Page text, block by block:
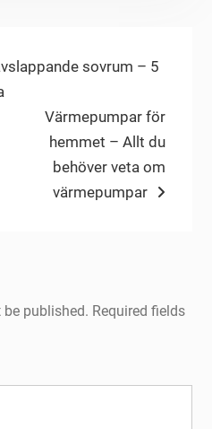
sovrum – 5
Next
post:
Värmepumpar för
hemmet – Allt du
behöver veta om
värmepumpar
published. Required fields